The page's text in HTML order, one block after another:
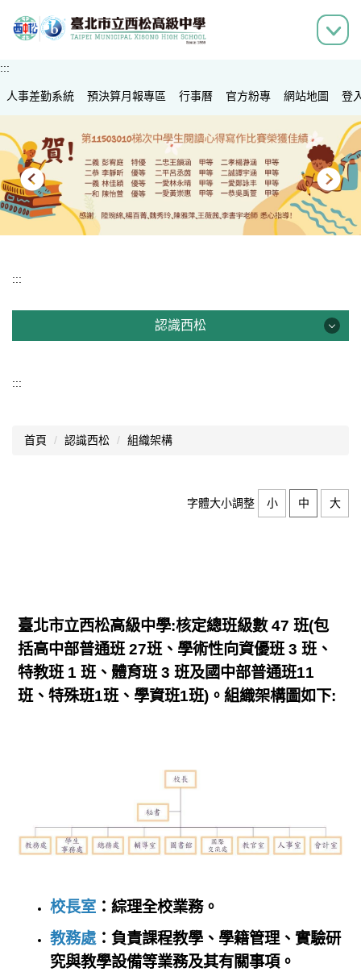
到
容
區
:::
人事差勤系統 預決算月報專區 行事曆 官方粉專 網站地圖 登
:::
認識西松
組織架構
歷任校長
交通資訊
升學概況
:::
首頁 認識西松 組織架構
字體大小調整 小 中 大
臺北市立西松高級中學:核定總班級數 47 班(包
括高中部普通班 27班、學術性向資優班 3 班、
特教班 1 班、體育班 3 班及國中部普通班11
班、特殊班1班、學資班1班)。組織架構圖如下:
校長室 ：綜理全校業務。
教務處：負責課程教學、學籍管理、實驗研
究與教學設備等業務及其有關事項。